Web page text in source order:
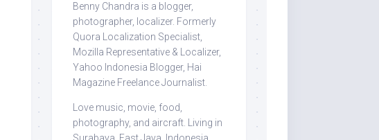
Benny Chandra is a blogger,
photographer, localizer. Formerly
Quora Localization Specialist,
Mozilla Representative & Localizer,
Yahoo Indonesia Blogger, Hai
Magazine Freelance Journalist.
Love music, movie, food,
photography, and aircraft. Living in